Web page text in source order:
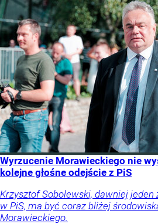
Wyrzucenie Morawieckiego nie
kolejne głośne odejście z PiS
Krzysztof Sobolewski, dawniej
w PiS, ma być coraz bliżej
Morawieckiego.